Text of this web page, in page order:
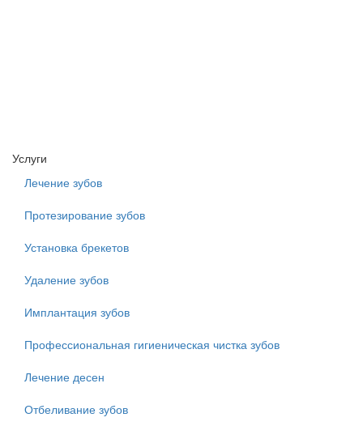
Услуги
Лечение зубов
Протезирование зубов
Установка брекетов
Удаление зубов
Имплантация зубов
Профессиональная гигиеническая чистка зубов
Лечение десен
Отбеливание зубов